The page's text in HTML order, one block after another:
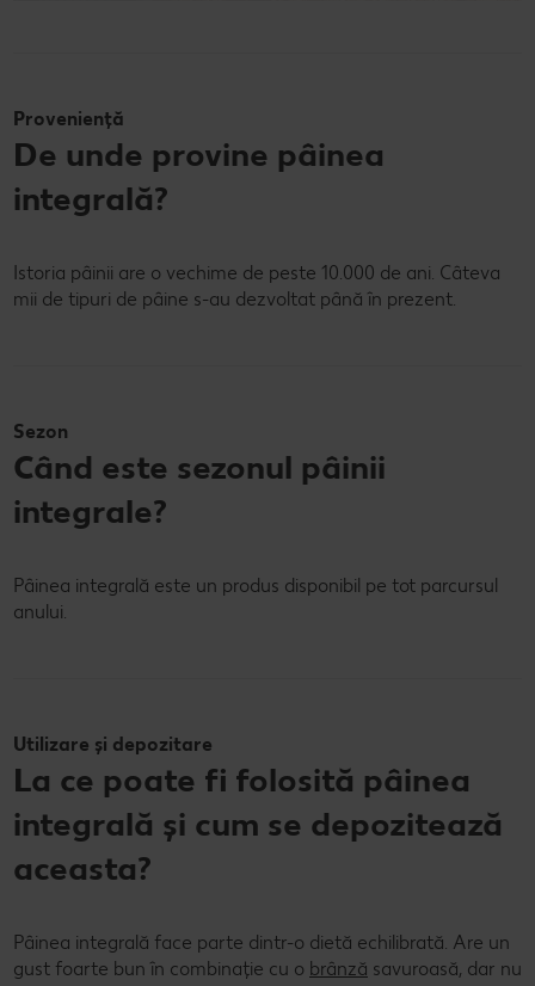
Proveniență
De unde provine pâinea
integrală?
Istoria pâinii are o vechime de peste 10.000 de ani. Câteva
mii de tipuri de pâine s-au dezvoltat până în prezent.
Sezon
Când este sezonul pâinii
integrale?
Pâinea integrală este un produs disponibil pe tot parcursul
anului.
Utilizare și depozitare
La ce poate fi folosită pâinea
integrală și cum se depozitează
aceasta?
Pâinea integrală face parte dintr-o dietă echilibrată. Are un
gust foarte bun în combinație cu o brânză savuroasă, dar nu